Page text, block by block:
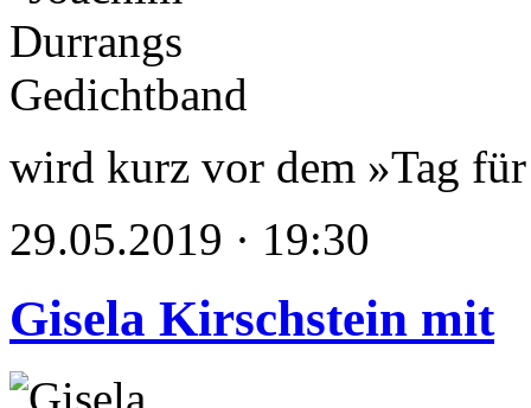
wird kurz vor dem »Tag
29.05.2019 · 19:30
Gisela Kirschstein mit